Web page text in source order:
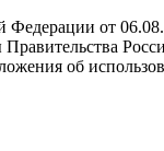
Федерации от
об